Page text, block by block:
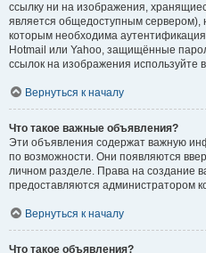
ссылку ни на изображения,
является общедоступным сервером),
которым необходима
Hotmail или Yahoo, защищённые
ссылок на изображения используйте
Вернуться к началу
Что такое важные объявления?
Эти объявления содержат важную
по возможности. Они появляются
личном разделе. Права на создание
предоставляются администратором
Вернуться к началу
Что такое объявления?